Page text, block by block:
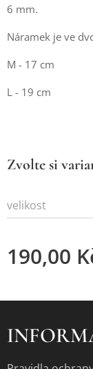
6 mm.
Náramek je ve
M - 17 cm
L - 19 cm
Zvolte si
velikost
190,00